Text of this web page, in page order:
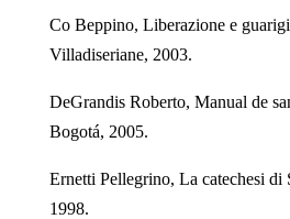
Co Beppino, Liberazione e
Villadiseriane, 2003.
DeGrandis Roberto, Manual de
Bogotá, 2005.
Ernetti Pellegrino, La catechesi di
1998.